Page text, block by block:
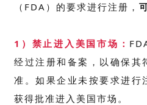
（FDA）的要求进行注册，
1）禁止进入美国市场：
经过注册和备案，以确保其
准。如果企业未按要求进行
获得批准进入美国市场。